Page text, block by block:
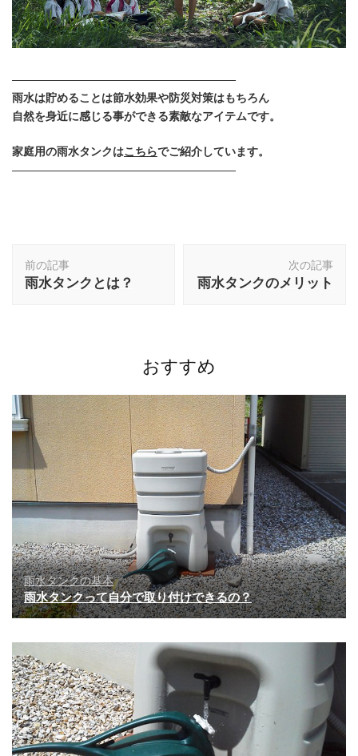
————————————————————
雨水は貯めることは節水効果や防災対策はもちろん
自然を身近に感じる事ができる素敵なアイテムです。
家庭用の雨水タンクはこちらでご紹介しています。
————————————————————
稿
ナ
ン
前の記事
雨水タンクとは？
次の記事
雨水タンクのメリット
おすすめ
雨水タンクの基本
雨水タンクって自分で取り付けできるの？